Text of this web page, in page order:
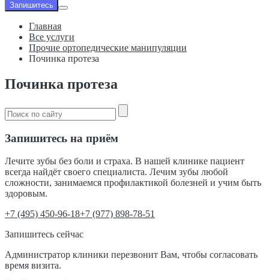
Запишитесь
Главная
Все услуги
Прочие ортопедические манипуляции
Починка протеза
Починка протеза
Запишитесь на приём
Лечите зубы без боли и страха. В нашей клинике пациент
всегда найдёт своего специалиста. Лечим зубы любой
сложности, занимаемся профилактикой болезней и учим быть
здоровым.
‎+7 (495) 450-96-18+7 (977) 898-78-51
Запишитесь сейчас
Администратор клиники перезвонит Вам, чтобы согласовать
время визита.